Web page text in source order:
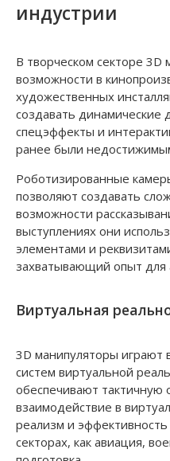
индустрии
В творческом секторе
возможности в
художественных
создавать динамические
спецэффекты и
ранее были
Роботизированные
позволяют создавать
возможности
выступлениях они
элементами и
захватывающий опыт для
Виртуальная
3D манипуляторы играют
систем виртуальной
обеспечивают тактичную
взаимодействие в
реализм и
секторах, как авиация,